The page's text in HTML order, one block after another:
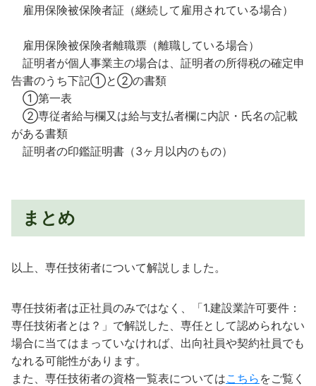
雇用保険被保険者証（継続して雇用されている場合）
雇用保険被保険者離職票（離職している場合）
証明者が個人事業主の場合は、証明者の所得税の確定申
告書のうち下記①と②の書類
①第一表
②専従者給与欄又は給与支払者欄に内訳・氏名の記載
がある書類
証明者の印鑑証明書（3ヶ月以内のもの）
まとめ
以上、専任技術者について解説しました。
専任技術者は正社員のみではなく、「1.建設業許可要件：
専任技術者とは？」で解説した、専任として認められない
場合に当てはまっていなければ、出向社員や契約社員でも
なれる可能性があります。
また、専任技術者の資格一覧表についてはこちら をご覧く